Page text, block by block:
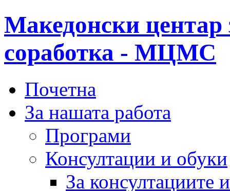
Македонски центар
соработка - МЦМС
Почетна
За нашата работа
Програми
Консултации и обуки
За консултациите